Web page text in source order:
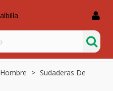
Hombre > Sudaderas De